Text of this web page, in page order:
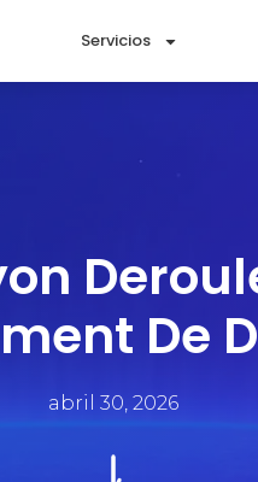
Servicios
De
abril 30, 2026